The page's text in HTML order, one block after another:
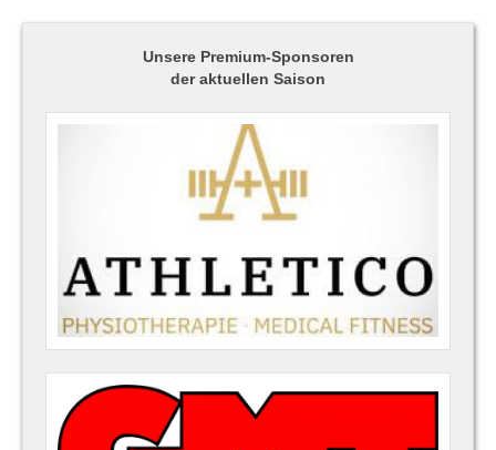
Unsere Premium-Sponsoren
der aktuellen Saison